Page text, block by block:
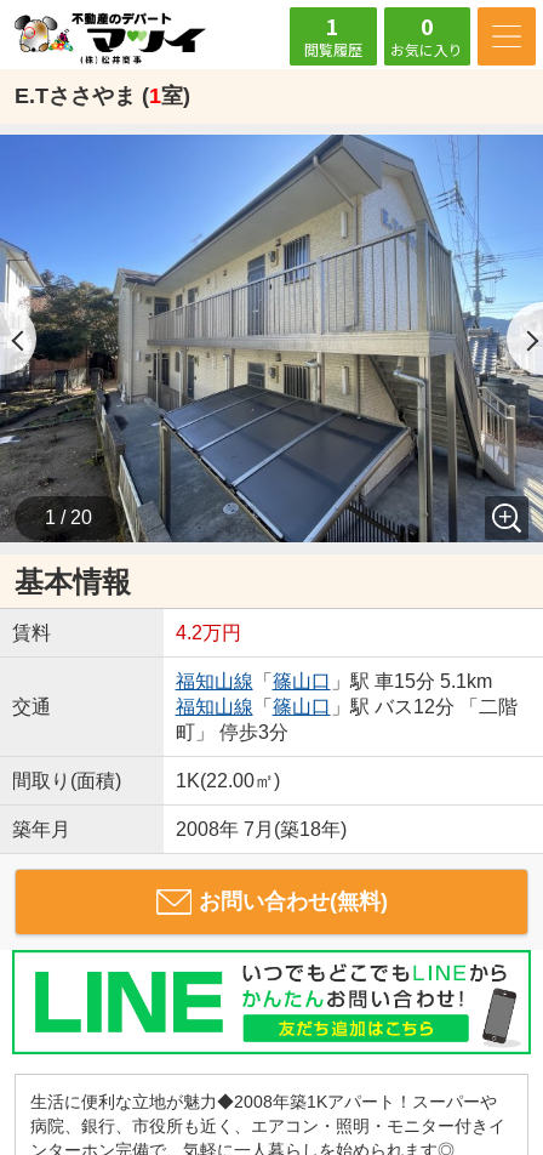
1
閲覧履歴
0
お気に入り
E.Tささやま (1室)
1 / 20
基本情報
賃料 4.2万円
交通
福知山線 「 篠山口 」駅 車15分 5.1km
福知山線 「 篠山口 」駅 バス12分 「二階
町」 停歩3分
間取り(面積) 1K(22.00㎡)
築年月 2008年 7月(築18年)
お問い合わせ(無料)
生活に便利な立地が魅力◆2008年築1Kアパート！スーパーや
病院、銀行、市役所も近く、エアコン・照明・モニター付きイ
ンターホン完備で、気軽に一人暮らしを始められます◎